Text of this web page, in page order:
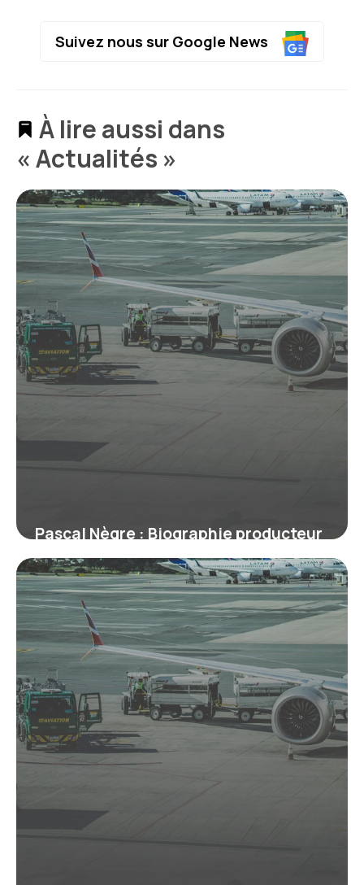
Suivez nous sur Google News
À lire aussi dans
« Actualités »
Pascal Nègre : Biographie producteur
musique
12 juillet 2026